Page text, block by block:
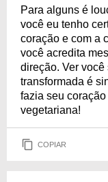
Para alguns é
você eu tenho
coração e com a
você acredita
direção. Ver
transformada é
fazia seu
vegetariana!
COPIAR